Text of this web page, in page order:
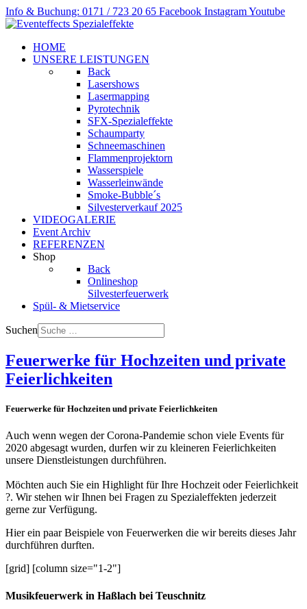
Info & Buchung: 0171 / 723 20 65 Facebook InstagramYoutube
HOME
UNSERE LEISTUNGEN
Back
Lasershows
Lasermapping
Pyrotechnik
SFX-Spezialeffekte
Schaumparty
Schneemaschinen
Flammenprojektorn
Wasserspiele
Wasserleinwände
Smoke-Bubble´s
Silvesterverkauf 2025
VIDEOGALERIE
Event Archiv
REFERENZEN
Shop
Back
Onlineshop
Silvesterfeuerwerk
Spül- & Mietservice
Suchen
Feuerwerke für Hochzeiten und private
Feierlichkeiten
Feuerwerke für Hochzeiten und private Feierlichkeiten
Auch wenn wegen der Corona-Pandemie schon viele Events für
2020 abgesagt wurden, durfen wir zu kleineren Feierlichkeiten
unsere Dienstleistungen durchführen.
Möchten auch Sie ein Highlight für Ihre Hochzeit oder Feierlichkeit
?. Wir stehen wir Ihnen bei Fragen zu Spezialeffekten jederzeit
gerne zur Verfügung.
Hier ein paar Beispiele von Feuerwerken die wir bereits dieses Jahr
durchführen durften.
[grid] [column size="1-2"]
Musikfeuerwerk in Haßlach bei Teuschnitz